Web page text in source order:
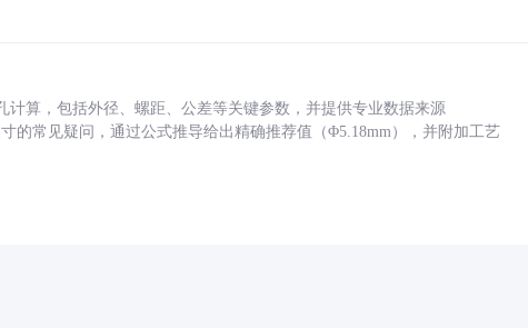
计算，包括外径、螺距、公差等关键参数，并提供专业数据来源
的常见疑问，通过公式推导给出精确推荐值（Φ5.18mm），并附加工艺